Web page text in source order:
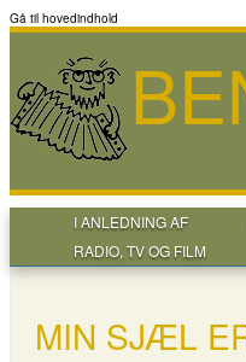
Gå til hovedindhold
I ANLEDNING AF
RADIO, TV OG FILM
MIN SJÆL